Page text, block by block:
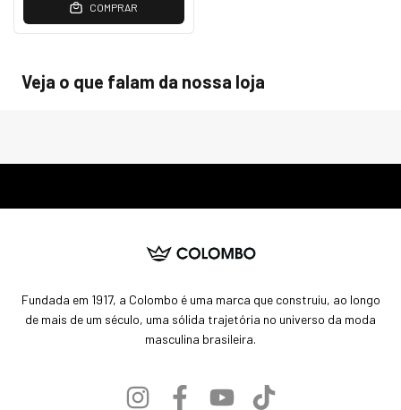
COMPRAR
Veja o que falam da nossa loja
Fundada em 1917, a Colombo é uma marca que construiu, ao longo
de mais de um século, uma sólida trajetória no universo da moda
masculina brasileira.